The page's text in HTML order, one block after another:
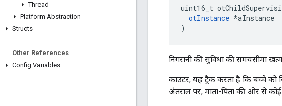
Thread
Platform Abstraction
Structs
Other References
Config Variables
uint16_t
otInstance *aInstance
)
निगरानी की सुविधा की समयसीमा
काउंटर, यह ट्रैक करता है कि बच्चे को
अंतराल पर, माता-पिता की ओर से